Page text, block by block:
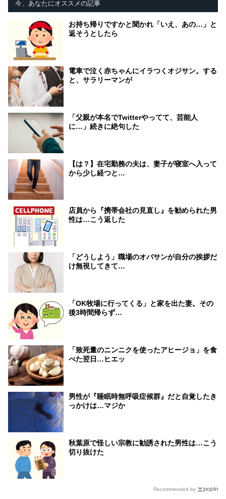
今、あなたにオススメの記事
お持ち帰りですかと聞かれ「いえ、あの…」と
返そうとしたら
電車で泣く赤ちゃんにイラつくオジサン。する
と、サラリーマンが
「父親が本名でTwitterやってて、芸能人
に…」続きに絶句した
【は？】在宅勤務の夫は、妻子が寝室へ入って
から少し経つと…
店員から『携帯会社の見直し』を勧められた男
性は…こう返した
「どうしよう」職場のオバサンが自分の挨拶だ
け無視してきて…
「OK牧場に行ってくる」と家を出た妻。その
後3時間帰らず…
「致死量のニンニクを使ったアヒージョ」を食
べた翌日…ヒエッ
男性が『睡眠時無呼吸症候群』だと自覚したき
っかけは…マジか
秋葉原で怪しい宗教に勧誘された男性は…こう
切り抜けた
Recommended by